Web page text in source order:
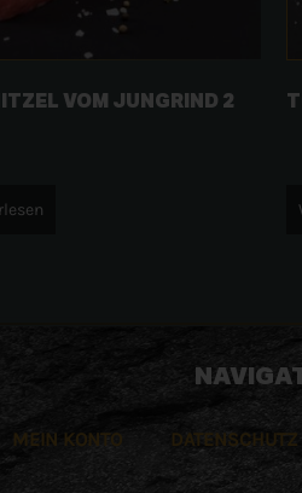
VOM JUNGRIND 2
MEIN KONTO DATENSCHUTZ